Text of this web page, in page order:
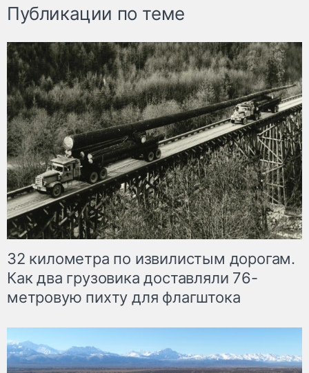
Публикации по теме
32 километра по извилистым дорогам.
Как два грузовика доставляли 76-
метровую пихту для флагштока